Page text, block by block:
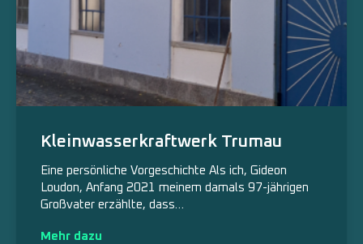
Kleinwasserkraftwerk Trumau
Eine persönliche Vorgeschichte Als ich, Gideon
Loudon, Anfang 2021 meinem damals 97-jährigen
Großvater erzählte, dass…
Mehr dazu